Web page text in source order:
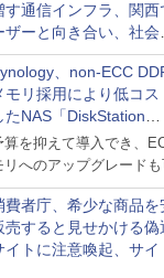
す通信インフラ、関西
ザーと向き合い、社会
“あたらしい”を起動し
～オプテージ
、non-ECC
モリ採用により低コス
たNAS「DiskStation
」シリーズ
算を抑えて導入でき、
リへのアップグレード
費者庁、希少な商品を
売すると見せかける偽
イトに注意喚起、サイ